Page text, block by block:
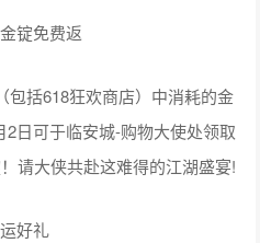
锭免费返
包括618狂欢商店）中消耗的金
日可于临安城-购物大使处领取
请大侠共赴这难得的江湖盛宴!
好礼